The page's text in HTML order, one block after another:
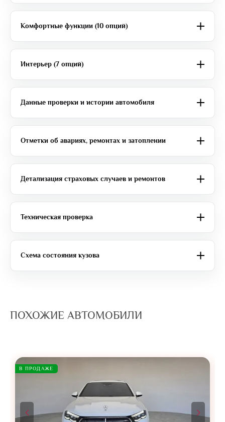
Комфортные функции (10 опций)
Интерьер (7 опций)
Данные проверки и истории автомобиля
Отметки об авариях, ремонтах и затоплении
Детализация страховых случаев и ремонтов
Техническая проверка
Схема состояния кузова
ПОХОЖИЕ АВТОМОБИЛИ
В ПРОДАЖЕ